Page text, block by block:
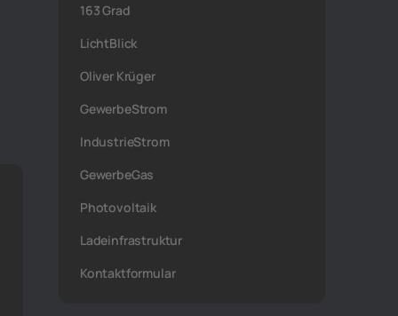
163 Grad
LichtBlick
Oliver Krüger
GewerbeStrom
IndustrieStrom
GewerbeGas
Photovoltaik
Ladeinfrastruktur
Kontaktformular